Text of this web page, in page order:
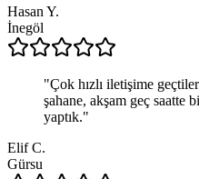
Hasan Y.
İnegöl
"Çok hızlı iletişime
şahane, akşam geç saatte
yaptık."
Elif C.
Gürsu